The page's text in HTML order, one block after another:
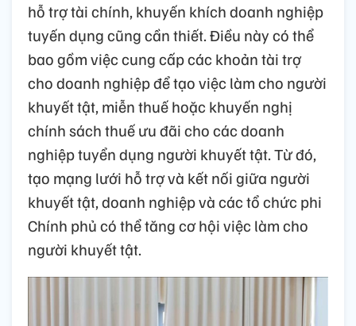
hỗ trợ tài chính, khuyến khích doanh nghiệp
tuyến dụng cũng cần thiết. Điều này có thể
bao gồm việc cung cấp các khoản tài trợ
cho doanh nghiệp để tạo việc làm cho người
khuyết tật, miễn thuế hoặc khuyến nghị
chính sách thuế ưu đãi cho các doanh
nghiệp tuyển dụng người khuyết tật. Từ đó,
tạo mạng lưới hỗ trợ và kết nối giữa người
khuyết tật, doanh nghiệp và các tổ chức phi
Chính phủ có thể tăng cơ hội việc làm cho
người khuyết tật.